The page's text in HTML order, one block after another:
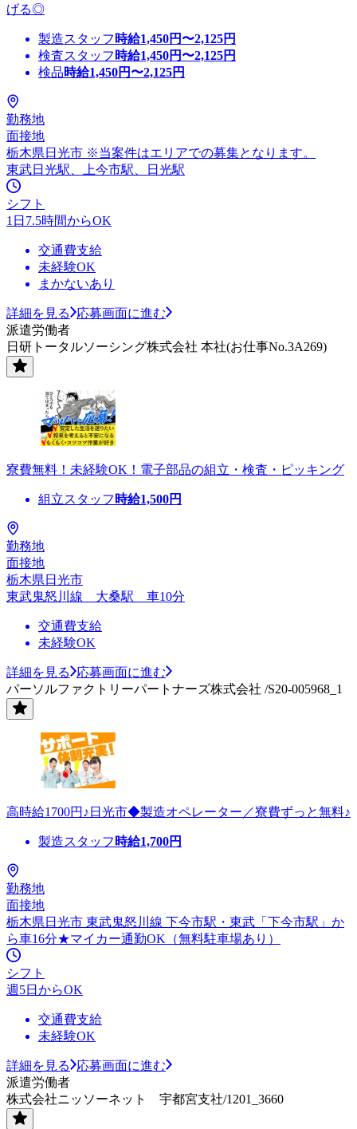
げる◎
製造スタッフ 時給1,450円〜2,125円
検査スタッフ 時給1,450円〜2,125円
検品時給1,450円〜2,125円
勤務地
面接地
栃木県日光市 ※当案件はエリアでの募集となります。
東武日光駅、上今市駅、日光駅
シフト
1日7.5時間からOK
交通費支給
未経験OK
まかないあり
詳細を見る
応募画面に進む
派遣労働者
日研トータルソーシング株式会社 本社(お仕事No.3A269)
寮費無料！未経験OK！電子部品の組立・検査・ピッキング
組立スタッフ 時給1,500円
勤務地
面接地
栃木県日光市
東武鬼怒川線 大桑駅 車10分
交通費支給
未経験OK
詳細を見る
応募画面に進む
パーソルファクトリーパートナーズ株式会社 /S20-005968_1
高時給1700円♪日光市◆製造オペレーター／寮費ずっと無料♪
製造スタッフ 時給1,700円
勤務地
面接地
栃木県日光市 東武鬼怒川線 下今市駅・東武「下今市駅」か
ら車16分★マイカー通勤OK（無料駐車場あり）
シフト
週5日からOK
交通費支給
未経験OK
詳細を見る
応募画面に進む
派遣労働者
株式会社ニッソーネット 宇都宮支社/1201_3660